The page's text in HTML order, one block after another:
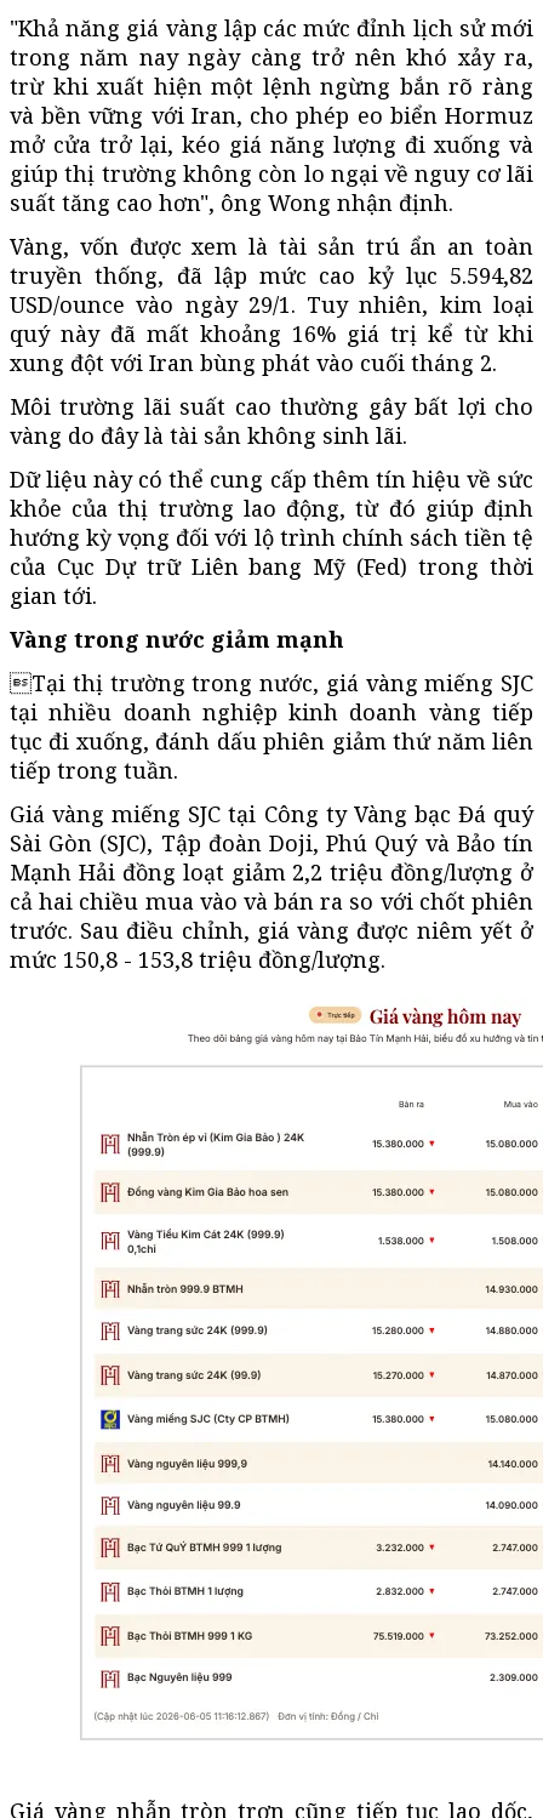
"Khả năng giá vàng lập các mức đỉnh lịch sử mới
trong năm nay ngày càng trở nên khó xảy ra,
trừ khi xuất hiện một lệnh ngừng bắn rõ ràng
và bền vững với Iran, cho phép eo biển Hormuz
mở cửa trở lại, kéo giá năng lượng đi xuống và
giúp thị trường không còn lo ngại về nguy cơ lãi
suất tăng cao hơn", ông Wong nhận định.
Vàng, vốn được xem là tài sản trú ẩn an toàn
truyền thống, đã lập mức cao kỷ lục 5.594,82
USD/ounce vào ngày 29/1. Tuy nhiên, kim loại
quý này đã mất khoảng 16% giá trị kể từ khi
xung đột với Iran bùng phát vào cuối tháng 2.
Môi trường lãi suất cao thường gây bất lợi cho
vàng do đây là tài sản không sinh lãi.
Dữ liệu này có thể cung cấp thêm tín hiệu về sức
khỏe của thị trường lao động, từ đó giúp định
hướng kỳ vọng đối với lộ trình chính sách tiền tệ
của Cục Dự trữ Liên bang Mỹ (Fed) trong thời
gian tới.
Vàng trong nước giảm mạnh
Tại thị trường trong nước, giá vàng miếng SJC
tại nhiều doanh nghiệp kinh doanh vàng tiếp
tục đi xuống, đánh dấu phiên giảm thứ năm liên
tiếp trong tuần.
Giá vàng miếng SJC tại Công ty Vàng bạc Đá quý
Sài Gòn (SJC), Tập đoàn Doji, Phú Quý và Bảo tín
Mạnh Hải đồng loạt giảm 2,2 triệu đồng/lượng ở
cả hai chiều mua vào và bán ra so với chốt phiên
trước. Sau điều chỉnh, giá vàng được niêm yết ở
mức 150,8 - 153,8 triệu đồng/lượng.
Giá vàng nhẫn tròn trơn cũng tiếp tục lao dốc,